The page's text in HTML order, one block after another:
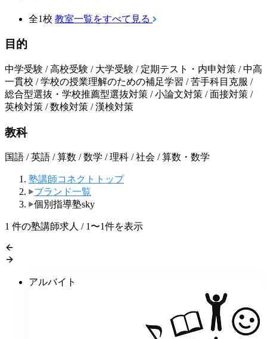
全1校 教室一覧をすべて見る
目的
中学受験 / 高校受験 / 大学受験 / 定期テスト・内申対策 / 中高
一貫校 / 学校の授業理解のための補足学習 / 苦手科目克服 /
総合型選抜・学校推薦型選抜対策 / 小論文対策 / 面接対策 /
英検対策 / 数検対策 / 漢検対策
教科
国語 / 英語 / 算数 / 数学 / 理科 / 社会 / 算数・数学
塾講師コネクトトップ
ブランド一覧
個別指導塾sky
1 件の塾講師求人 / 1〜1件を表示
アルバイト